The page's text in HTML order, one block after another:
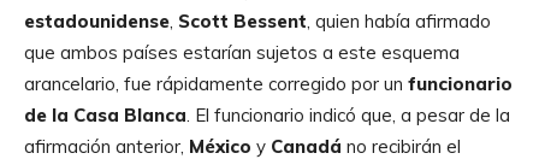
estadounidense, Scott Bessent, quien había afirmado
que ambos países estarían sujetos a este esquema
arancelario, fue rápidamente corregido por un funcionario
de la Casa Blanca. El funcionario indicó que, a pesar de la
afirmación anterior, México y Canadá no recibirán el